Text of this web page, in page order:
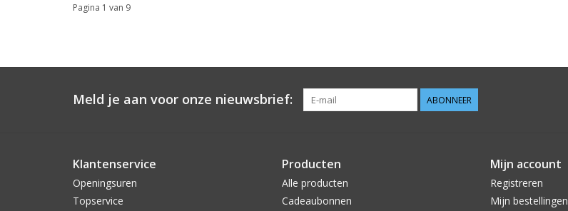
Pagina 1 van 9
Meld je aan voor onze nieuwsbrief: ABONNEER
Klantenservice
Openingsuren
Topservice
Producten
Alle producten
Cadeaubonnen
Mijn account
Registreren
Mijn bestellingen